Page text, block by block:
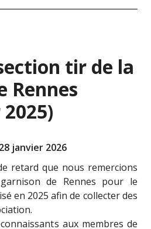
tir de la
Rennes
janvier 2026
retard que nous remercions
de Rennes pour le
en 2025 afin de collecter des
aux membres de